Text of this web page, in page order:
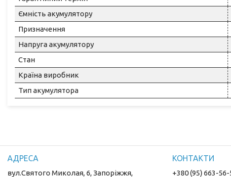
Ємність акумулятору
Призначення
Напруга акумулятору
Стан
Країна виробник
Тип акумулятора
вул.Святого Миколая, 6, Запоріжжя, +380 (95) 663-56-